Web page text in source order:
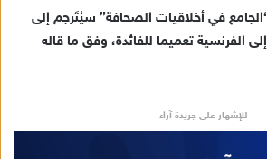
في أخلاقيات الصحافة” سيُتَرجم إلى
إلى الفرنسية تعميما للفائدة، وفق ما قاله
للإشهار على جريدة آراء